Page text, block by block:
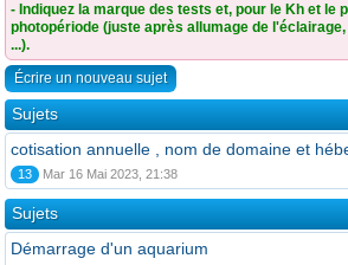
- Indiquez la marque des tests et, pour le Kh et le
photopériode (juste après allumage de
...).
Écrire un nouveau sujet
Sujets
cotisation annuelle , nom de domaine et
13 Mar 16 Mai 2023, 21:38
Sujets
Démarrage d'un aquarium